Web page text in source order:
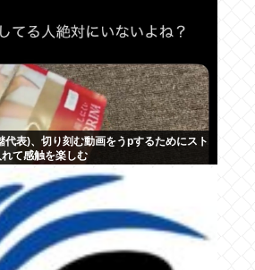
表)、切り刻む動画をうpするためにスト
て感触を楽しむ